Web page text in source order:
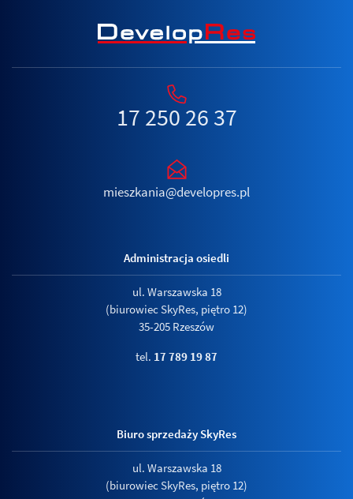
17 250 26 37
mieszkania@developres.pl
Administracja osiedli
ul. Warszawska 18
(biurowiec SkyRes, piętro 12)
35-205 Rzeszów
tel. 17 789 19 87
Biuro sprzedaży SkyRes
ul. Warszawska 18
(biurowiec SkyRes, piętro 12)